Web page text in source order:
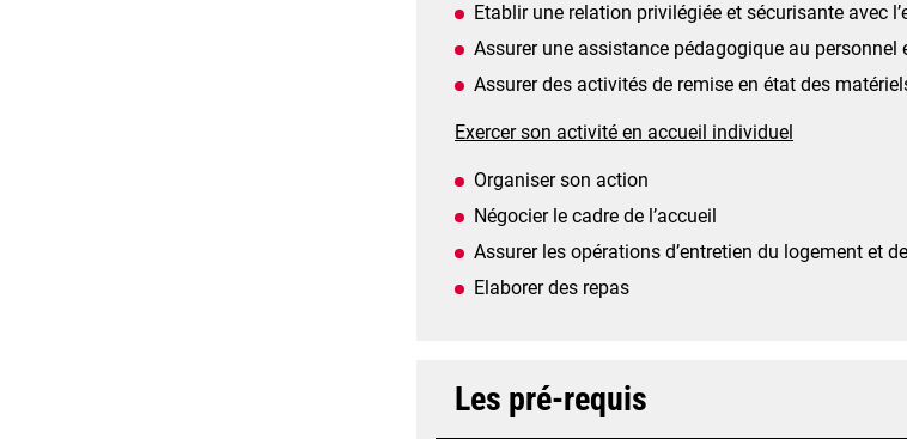
Etablir une relation privilégiée et sécurisante avec
Assurer une assistance pédagogique au personnel
Assurer des activités de remise en état des
Exercer son activité en accueil individuel
Organiser son action
Négocier le cadre de l’accueil
Assurer les opérations d’entretien du logement et
Elaborer des repas
Les pré-requis